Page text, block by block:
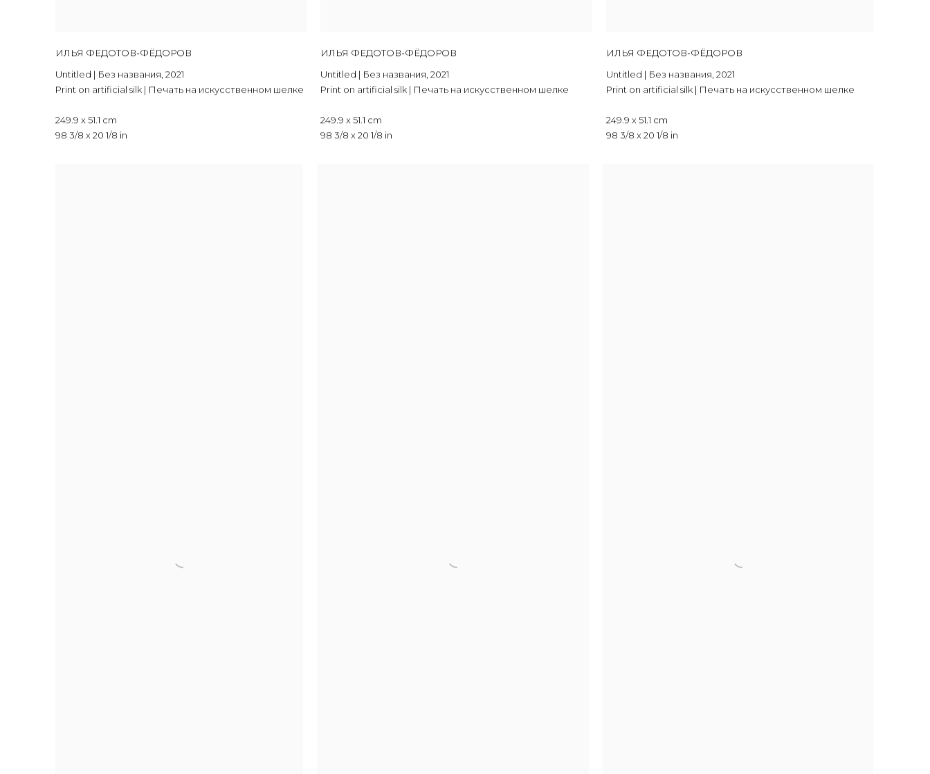
ИЛЬЯ ФЕДОТОВ-ФЁДОРОВ
Untitled | Без названия, 2021
Print on artificial silk | Печать на искусственном шелке
249.9 x 51.1 cm
98 3/8 x 20 1/8 in
ИЛЬЯ ФЕДОТОВ-ФЁДОРОВ
Untitled | Без названия, 2021
Print on artificial silk | Печать на искусственном шелке
249.9 x 51.1 cm
98 3/8 x 20 1/8 in
ИЛЬЯ ФЕДОТОВ-ФЁДОРОВ
Untitled | Без названия, 2021
Print on artificial silk | Печать на искусственном шелке
249.9 x 51.1 cm
98 3/8 x 20 1/8 in